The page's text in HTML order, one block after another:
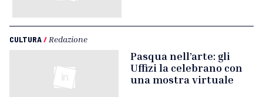
CULTURA/ Redazione
Pasqua nell’arte: gli
Uffizi la celebrano con
una mostra virtuale